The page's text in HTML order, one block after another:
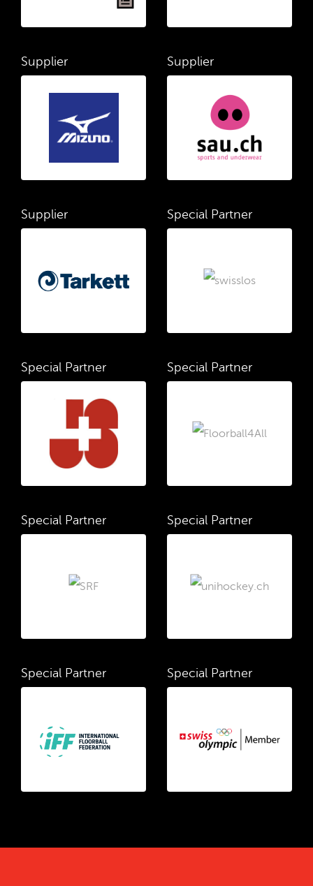
Supplier Supplier
Supplier Special Partner
Special Partner Special Partner
Special Partner Special Partner
Special Partner Special Partner